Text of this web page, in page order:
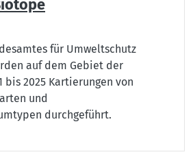
für Umweltschutz
auf dem Gebiet der
bis 2025 Kartierungen von
und
durchgeführt.